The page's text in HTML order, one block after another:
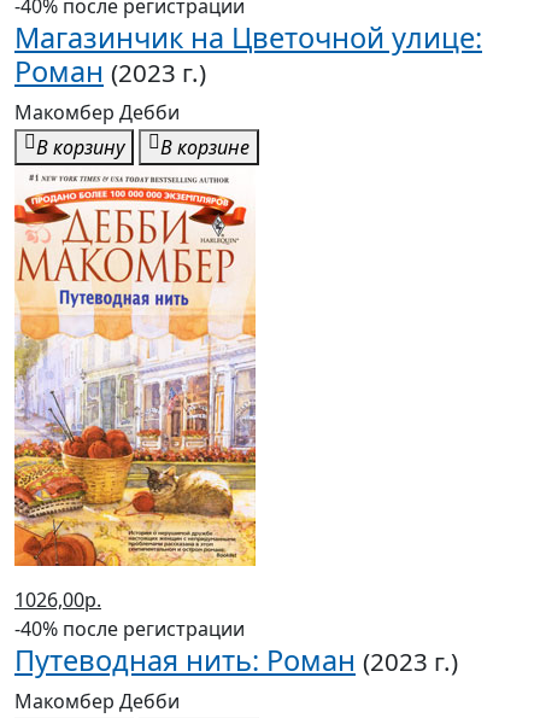
Роман (2023 г.)
Макомбер Дебби
В корзину
В корзине
1026,00р.
-40% после регистрации
Путеводная нить: Роман
Макомбер Дебби
В корзину
В корзине